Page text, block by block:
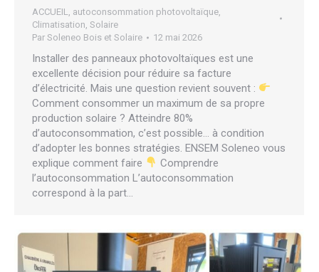
ACCUEIL autoconsommation photovoltaïque
Climatisation Solaire
Par Soleneo Bois et Solaire 12 mai 2026
Installer des panneaux photovoltaïques est une
excellente décision pour réduire sa facture
d’électricité. Mais une question revient souvent :
Comment consommer un maximum de sa propre
production solaire ? Atteindre 80%
d’autoconsommation, c’est possible… à condition
d’adopter les bonnes stratégies. ENSEM Soleneo vous
explique comment faire
Comprendre
l’autoconsommation L’autoconsommation
correspond à la part…